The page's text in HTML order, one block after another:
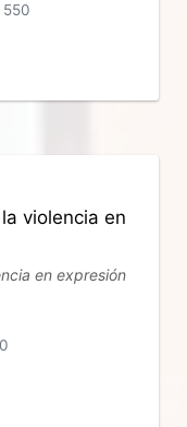
violencia en
en expresión